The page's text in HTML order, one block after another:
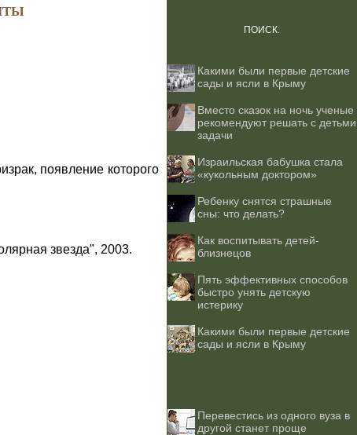
появление которого
звезда", 2003.
ПОИСК:
Какими были первые детские
сады и ясли в Крыму
Вместо сказок на ночь ученые
рекомендуют решать с детьми
задачи
Израильская бабушка стала
«кукольным доктором»
Ребенку снятся страшные
сны: что делать?
Как воспитывать детей-
близнецов
Пять эффективных способов
быстро унять детскую
истерику
Какими были первые детские
сады и ясли в Крыму
Перевестись из одного вуза в
другой станет проще